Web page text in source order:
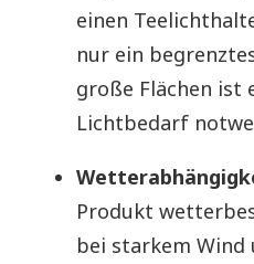
einen
nur ein
große Flächen ist
Lichtbedarf
Produkt
bei starkem Wind